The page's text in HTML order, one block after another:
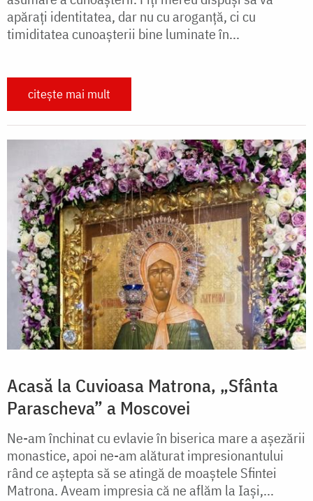
apărați identitatea, dar nu cu aroganță, ci cu
timiditatea cunoașterii bine luminate în...
citește mai mult
Acasă la Cuvioasa Matrona, „Sfânta
Parascheva” a Moscovei
Ne-am închinat cu evlavie în biserica mare a așezării
monastice, apoi ne-am alăturat impresionantului
rând ce aștepta să se atingă de moaștele Sfintei
Matrona. Aveam impresia că ne aflăm la Iași,...